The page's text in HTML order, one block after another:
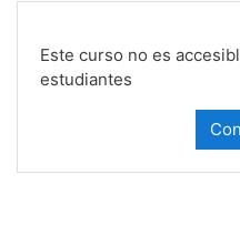
Este curso no es
estudiantes